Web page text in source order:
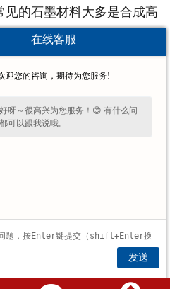
见的石墨材料大多是合成高
石墨制品的强度属于中等水
度随温度的升高而增大。
电解槽、粉末冶金烧结
墙原料，除此以外广泛应
高纯金属冶炼、电子工
工业生产行业。
上一条：成都高纯石墨板琳琅满目，我们应该如何选？
下一条：成都石墨制品在各行业的应用情况现状如何？
在线客服
迎您的咨询，期待为您服务!
呀～很高兴为您服务！😊 有什么问
可以跟我说哦。
发送